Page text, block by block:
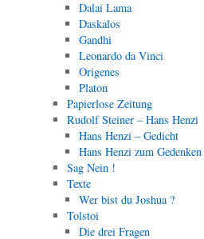
Dalai Lama
Daskalos
Gandhi
Leonardo da Vinci
Origenes
Platon
Papierlose Zeitung
Rudolf Steiner – Hans Henzi
Hans Henzi – Gedicht
Hans Henzi zum Gedenken
Sag Nein !
Texte
Wer bist du Joshua ?
Tolstoi
Die drei Fragen